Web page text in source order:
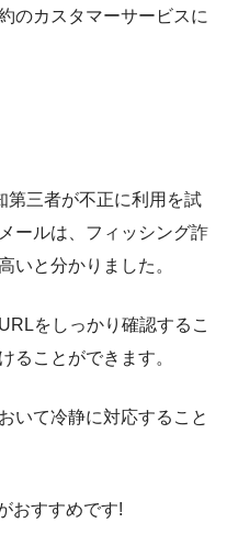
のカスタマーサービスに
第三者が不正に利用を試
ールは、フィッシング詐
いと分かりました。
をしっかり確認するこ
ることができます。
いて冷静に対応すること
おすすめです!